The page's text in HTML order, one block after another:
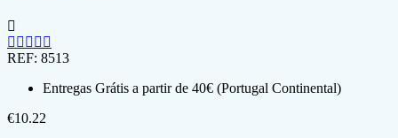
REF: 8513
Entregas Grátis a partir de 40€ (Portugal Continental)
€10.22